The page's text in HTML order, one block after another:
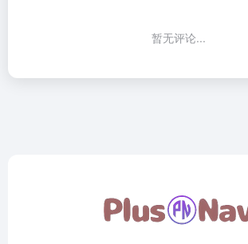
暂无评论...